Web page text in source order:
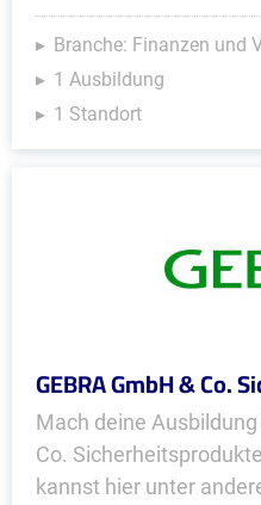
Branche: Finanzen und
1 Ausbildung
1 Standort
GEBRA GmbH & Co.
Mach deine Ausbildung
Co.
kannst hier unter